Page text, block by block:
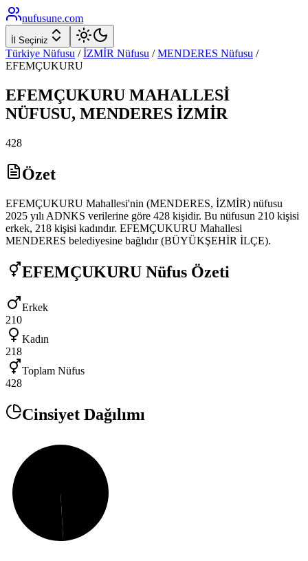
nufusune.com
İl Seçiniz
Türkiye Nüfusu / İZMİR Nüfusu / MENDERES Nüfusu /
EFEMÇUKURU
EFEMÇUKURU MAHALLESİ
NÜFUSU, MENDERES İZMİR
428
Özet
EFEMÇUKURU Mahallesi'nin (MENDERES, İZMİR) nüfusu
2025 yılı ADNKS verilerine göre 428 kişidir. Bu nüfusun 210 kişisi
erkek, 218 kişisi kadındır. EFEMÇUKURU Mahallesi
MENDERES belediyesine bağlıdır (BÜYÜKŞEHİR İLÇE).
EFEMÇUKURU Nüfus Özeti
Erkek
210
Kadın
218
Toplam Nüfus
428
Cinsiyet Dağılımı